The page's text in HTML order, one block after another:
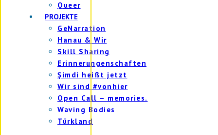
Queer
PROJEKTE
GeNarration
Hanau & Wir
Skill Sharing
Erinnerungenschaften
Şimdi heißt jetzt
Wir sind #vonhier
Open Call – memories.
Waving Bodies
Türkland